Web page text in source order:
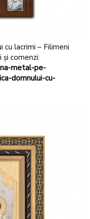
cu lacrimi – Filimeni
comenzi:
metal-pe-
domnului-cu-